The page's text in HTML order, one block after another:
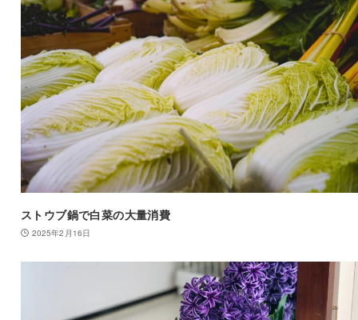
ストウブ鍋で白菜の大量消費
2025年2月16日